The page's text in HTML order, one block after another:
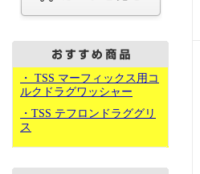
・ TSS マーフィックス用コ
ルクドラグワッシャー
・TSS テフロンドラググリ
ス